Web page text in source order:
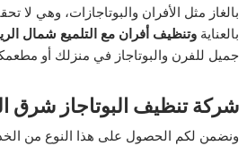
بالغاز مثل الأفران والبوتاجازات، وهي لا
بالعنايةوتنظيف أفران مع التلميع شمال
جميل للفرن والبوتاجاز في منزلك أو
شركة تنظيف البوتاجاز شرق
ونضمن لكم الحصول على هذا النوع من